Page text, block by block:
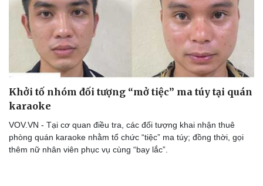
Khởi tố nhóm đối tượng “mở tiệc” ma túy tại quán
karaoke
VOV.VN - Tại cơ quan điều tra, các đối tượng khai nhận thuê
phòng quán karaoke nhằm tổ chức “tiệc” ma túy; đồng thời, gọi
thêm nữ nhân viên phục vụ cùng “bay lắc”.